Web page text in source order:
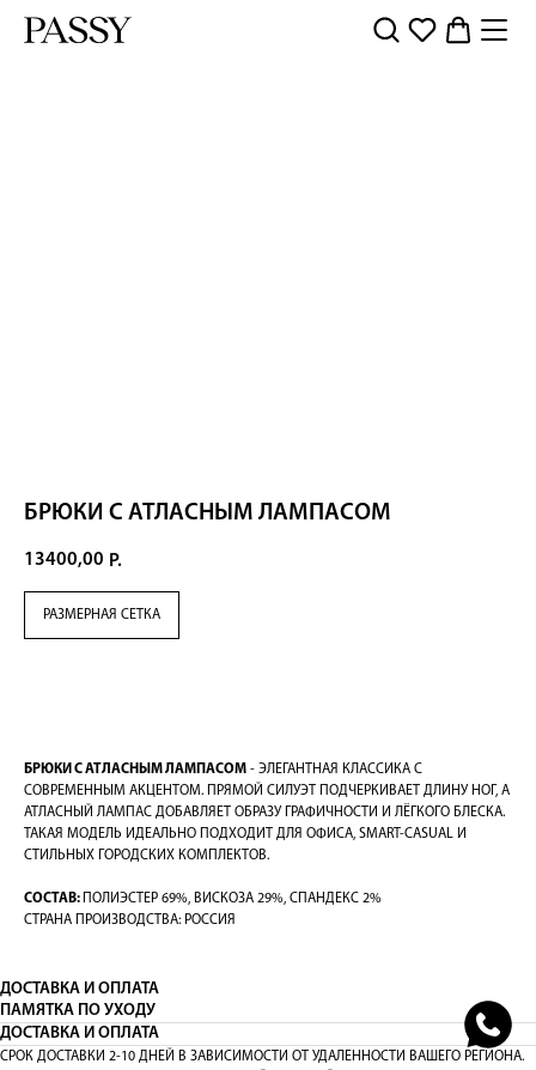
БРЮКИ С АТЛАСНЫМ ЛАМПАСОМ
13400,00 Р.
РАЗМЕРНАЯ СЕТКА
БРЮКИ С АТЛАСНЫМ ЛАМПАСОМ - ЭЛЕГАНТНАЯ КЛАССИКА С
СОВРЕМЕННЫМ АКЦЕНТОМ. ПРЯМОЙ СИЛУЭТ ПОДЧЕРКИВАЕТ ДЛИНУ НОГ, А
АТЛАСНЫЙ ЛАМПАС ДОБАВЛЯЕТ ОБРАЗУ ГРАФИЧНОСТИ И ЛЁГКОГО БЛЕСКА.
ТАКАЯ МОДЕЛЬ ИДЕАЛЬНО ПОДХОДИТ ДЛЯ ОФИСА, SMART-CASUAL И
СТИЛЬНЫХ ГОРОДСКИХ КОМПЛЕКТОВ.
СОСТАВ:
ПОЛИЭСТЕР 69%, ВИСКОЗА 29%, СПАНДЕКС 2%
СТРАНА ПРОИЗВОДСТВА: РОССИЯ
ДОСТАВКА И ОПЛАТА
ПАМЯТКА ПО УХОДУ
ДОСТАВКА И ОПЛАТА
СРОК ДОСТАВКИ 2-10 ДНЕЙ В ЗАВИСИМОСТИ ОТ УДАЛЕННОСТИ ВАШЕГО РЕГИОНА.